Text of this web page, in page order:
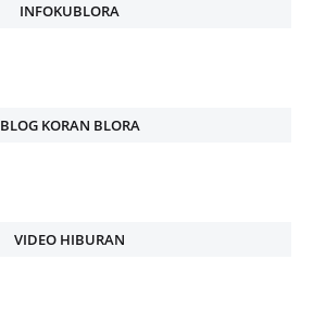
INFOKUBLORA
BLOG KORAN BLORA
VIDEO HIBURAN